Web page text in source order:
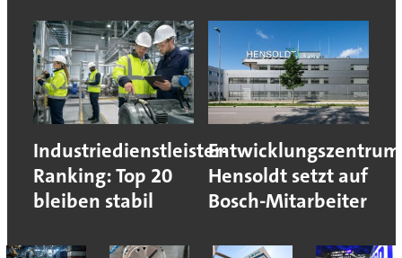
Industriedienstleister-
Ranking: Top 20
bleiben stabil
Hensoldt setzt auf
Bosch-Mitarbeiter